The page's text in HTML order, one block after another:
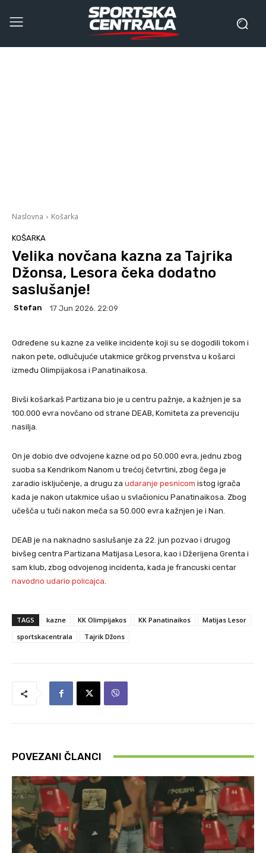
Naslovna Košarka
KOŠARKA
Velika novčana kazna za Tajrika
Džonsa, Lesora čeka dodatno
saslušanje!
Stefan 17 Jun 2026. 22:09
Određene su kazne za velike incidente koji su se dogodili tokom i
nakon pete, odlučujuće utakmice grčkog prvenstva u košarci
između Olimpijakosa i Panatinaikosa.
Bivši košarkaš Partizana bio je u centru pažnje, a kažnjen je sa
100.000 evra novčano od strane DEAB, Komiteta za prevenciju
nasilja.
On je dobio dve odvojene kazne od po 50.000 evra, jednu zbog
suoba sa Kendrikom Nanom u trećoj četvrtini, zbog čega je
zaradio isključenje, a drugu za udaranje pesnicom istog igrača
kada je nakon utakmice ušao u svlačionicu Panatinaikosa. Zbog
učešča u tuči nakon meča sa 50.000 evra kažnjen je i Nan.
DEAB je na naknadno saslušanje za 22. jun pozvao i drugog
bivšeg centra Partizana Matijasa Lesora, kao i Džerijena Grenta i
sam klub, zbog odvojenog incidenta, kada je francuski centar
navodno udario policajca
TAGS kazne KK Olimpijakos KK Panatinaikos
Matijas Lesor
sportskacentrala
Tajrik Džons
POVEZANI ČLANCI